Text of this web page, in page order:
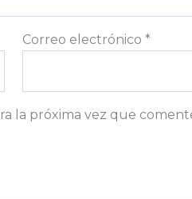
Correo electrónico*
la próxima vez que